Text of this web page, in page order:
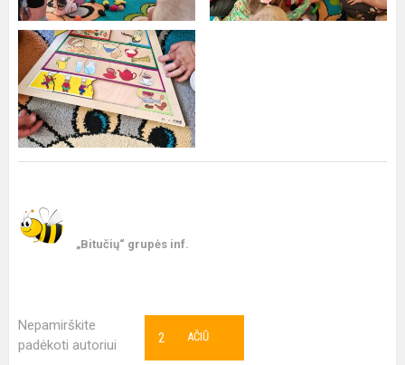
„Bitučių“ grupės inf.
Nepamirškite
padėkoti autoriui
AČIŪ
2